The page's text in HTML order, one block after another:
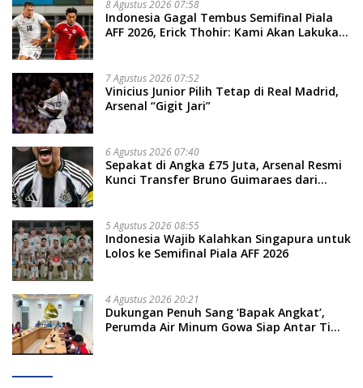
8 Agustus 2026 07:58
Indonesia Gagal Tembus Semifinal Piala
AFF 2026, Erick Thohir: Kami Akan Lakukan
7 Agustus 2026 07:52
Vinicius Junior Pilih Tetap di Real Madrid,
Arsenal “Gigit Jari”
6 Agustus 2026 07:40
Sepakat di Angka £75 Juta, Arsenal Resmi
Kunci Transfer Bruno Guimaraes dari
5 Agustus 2026 08:55
Indonesia Wajib Kalahkan Singapura untuk
Lolos ke Semifinal Piala AFF 2026
4 Agustus 2026 20:21
Dukungan Penuh Sang ‘Bapak Angkat’,
Perumda Air Minum Gowa Siap Antar Tim